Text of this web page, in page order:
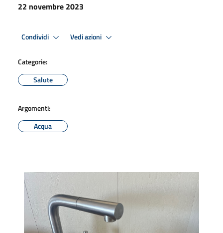
22 novembre 2023
Condividi Vedi azioni
Categorie:
Salute
Argomenti:
Acqua